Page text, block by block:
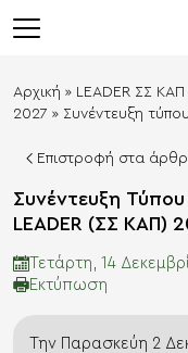
Αρχική » LEADER ΣΣ
2027 » Συνέντευξη τύπου
Επιστροφή στα
Συνέντευξη
LEADER (ΣΣ ΚΑΠ)
Τετάρτη, 14
Eκτύπωση
Την Παρασκεύη 2